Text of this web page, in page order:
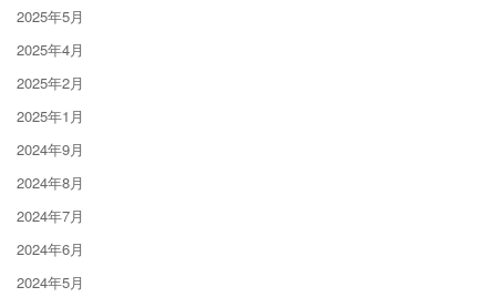
2025年5月
2025年4月
2025年2月
2025年1月
2024年9月
2024年8月
2024年7月
2024年6月
2024年5月